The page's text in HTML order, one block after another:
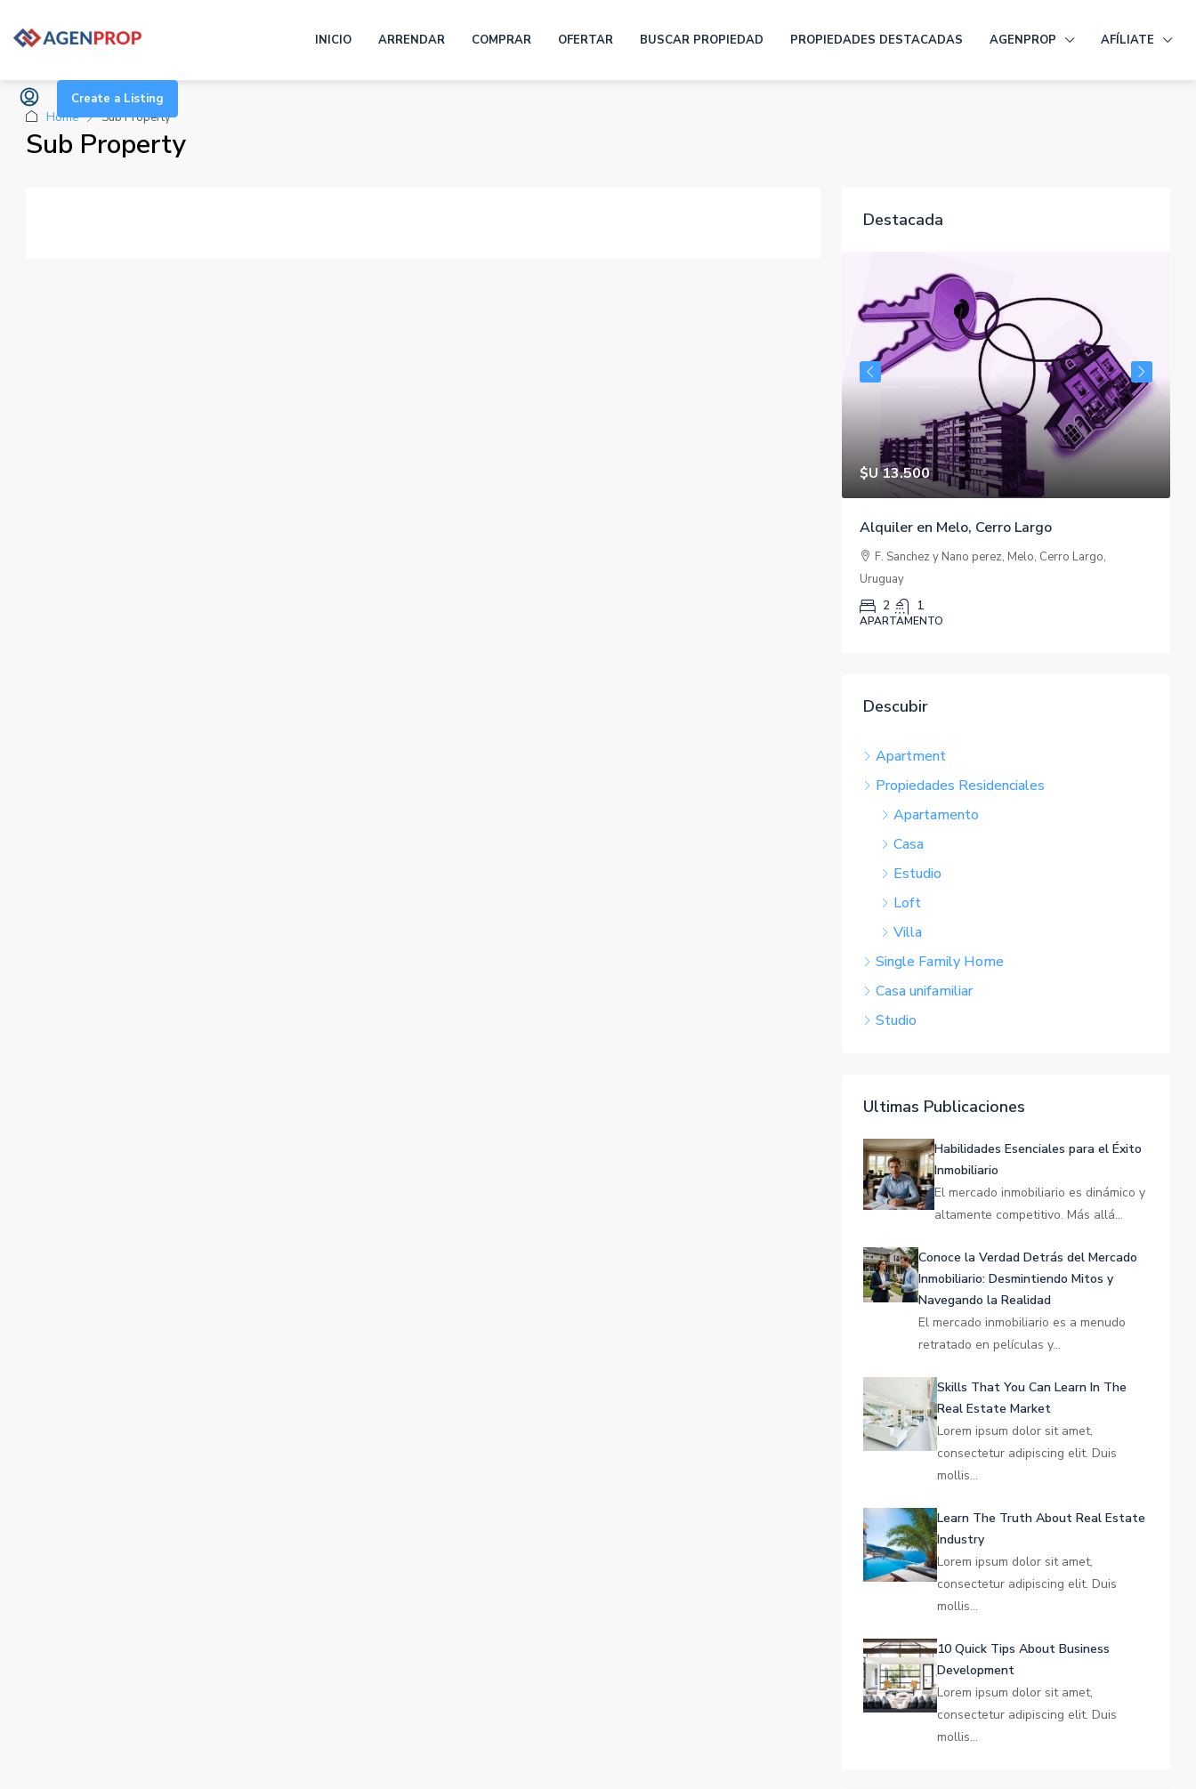
INICIO ARRENDAR COMPRAR OFERTAR BUSCAR PROPIEDAD PROPIEDADES DESTACADAS AGENPROP AFÍLIATE
Create a Listing
Home
Sub Property
Sub Property
Destacada
$U 13.500
Alquiler en Melo, Cerro Largo
F. Sanchez y Nano perez, Melo, Cerro Largo,
Uruguay
1
APARTAMENTO
Descubir
Apartment
Propiedades Residenciales
Apartamento
Casa
Estudio
Loft
Villa
Single Family Home
Casa unifamiliar
Studio
Ultimas Publicaciones
Habilidades Esenciales para el Éxito
Inmobiliario
El mercado inmobiliario es dinámico y
altamente competitivo. Más allá…
Conoce la Verdad Detrás del Mercado
Inmobiliario: Desmintiendo Mitos y
Navegando la Realidad
El mercado inmobiliario es a menudo
retratado en películas y…
Skills That You Can Learn In The
Real Estate Market
Lorem ipsum dolor sit amet,
consectetur adipiscing elit. Duis
mollis…
Learn The Truth About Real Estate
Industry
Lorem ipsum dolor sit amet,
consectetur adipiscing elit. Duis
mollis…
10 Quick Tips About Business
Development
Lorem ipsum dolor sit amet,
consectetur adipiscing elit. Duis
mollis…